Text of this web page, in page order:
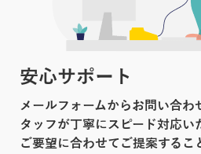
安心サポート
メールフォームからお問い合わ
タッフが丁寧にスピード対応い
ご要望に合わせてご提案するこ